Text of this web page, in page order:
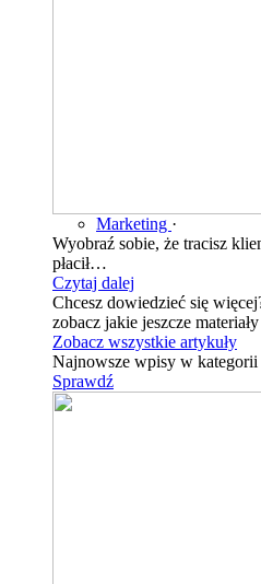
Marketing ·
Wyobraź sobie, że tracisz
płacił…
Czytaj dalej
Chcesz dowiedzieć się
zobacz jakie jeszcze
Zobacz wszystkie artykuły
Najnowsze wpisy w kategorii
Sprawdź